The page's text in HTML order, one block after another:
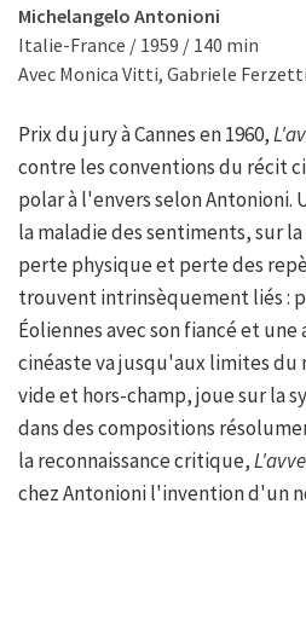
Michelangelo Antonioni
Italie-France / 1959 / 140 min
Avec Monica Vitti, Gabriele
Prix du jury à Cannes en 1960,
contre les conventions du récit
polar à l'envers selon Antonioni.
la maladie des sentiments, sur
perte physique et perte des
trouvent intrinsèquement liés :
Éoliennes avec son fiancé et une
cinéaste va jusqu'aux limites
vide et hors-champ, joue sur la
dans des compositions
la reconnaissance critique,
chez Antonioni l'invention d'un